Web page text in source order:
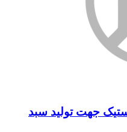
جهت تولید سبد